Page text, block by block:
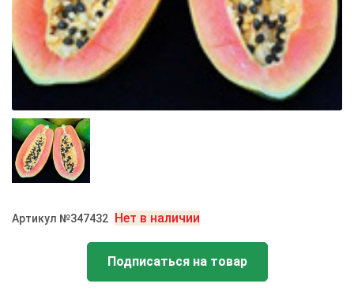
Артикул №347432 Нет в наличии
Подписаться на товар